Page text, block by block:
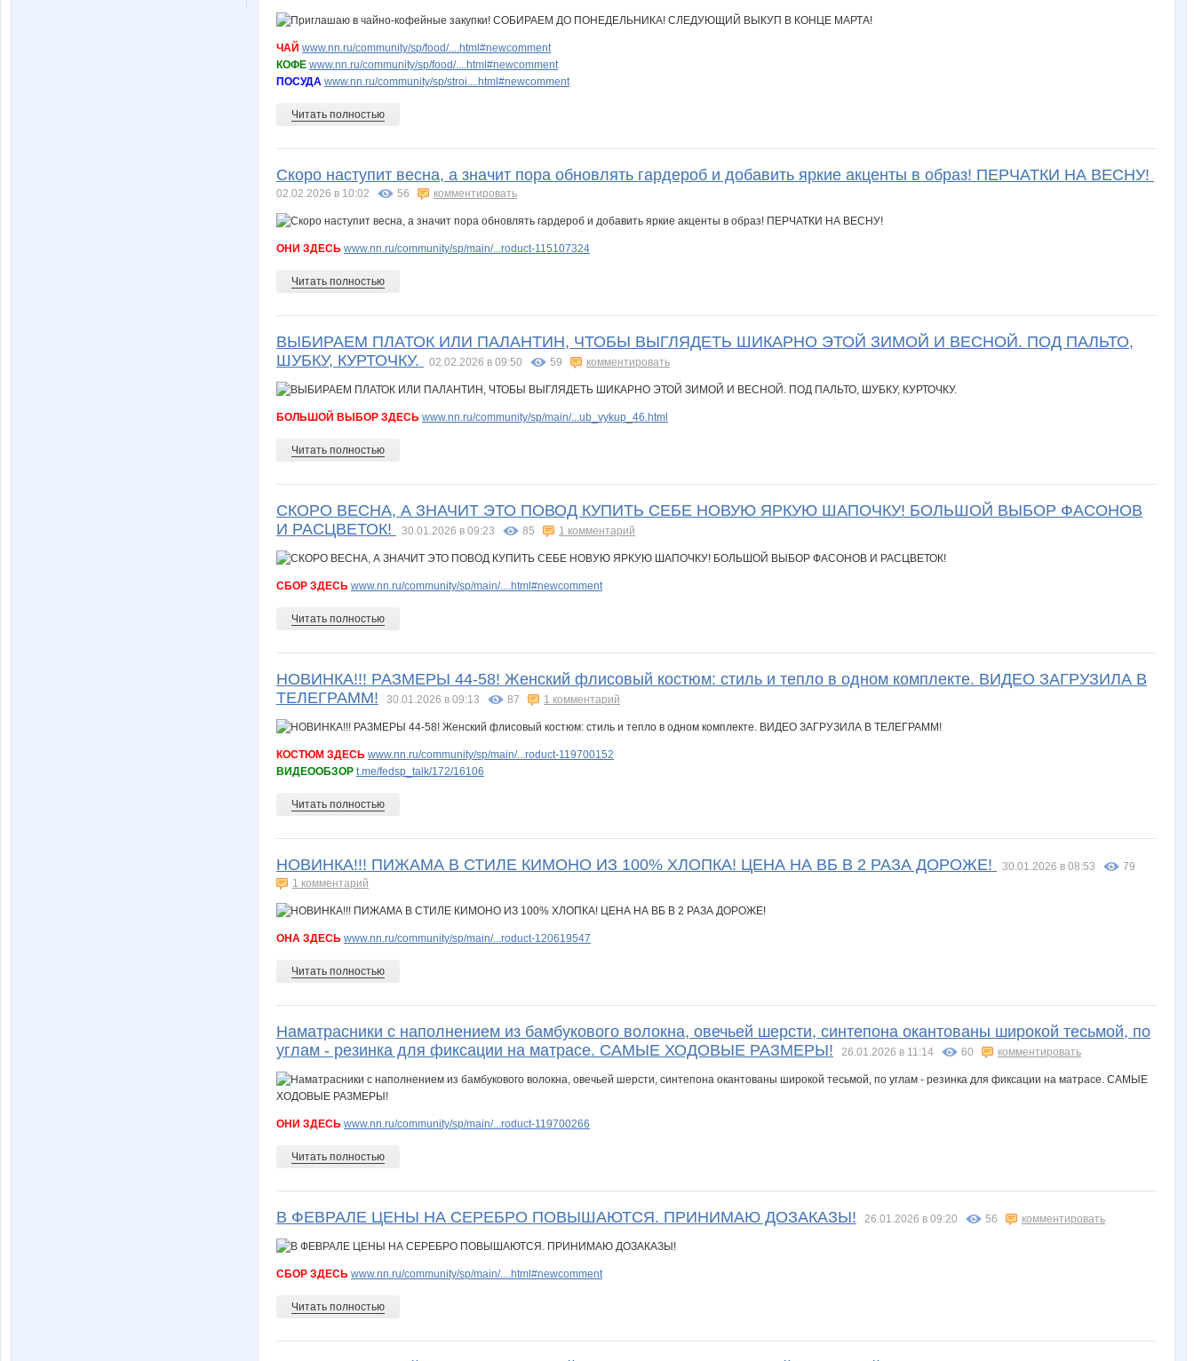
ЧАЙ www.nn.ru/community/sp/food/....html#newcomment
КОФЕ www.nn.ru/community/sp/food/....html#newcomment
ПОСУДА www.nn.ru/community/sp/stroi....html#newcomment
Читать полностью
Скоро наступит весна, а значит пора обновлять гардероб и добавить яркие акценты в образ! ПЕРЧАТКИ НА ВЕСНУ!
02.02.2026 в 10:02 56 комментировать
ОНИ ЗДЕСЬ www.nn.ru/community/sp/main/...roduct-115107324
Читать полностью
ВЫБИРАЕМ ПЛАТОК ИЛИ ПАЛАНТИН, ЧТОБЫ ВЫГЛЯДЕТЬ ШИКАРНО ЭТОЙ ЗИМОЙ И ВЕСНОЙ. ПОД ПАЛЬТО,
ШУБКУ, КУРТОЧКУ.
02.02.2026 в 09:50 59 комментировать
БОЛЬШОЙ ВЫБОР ЗДЕСЬ www.nn.ru/community/sp/main/...ub_vykup_46.html
Читать полностью
СКОРО ВЕСНА, А ЗНАЧИТ ЭТО ПОВОД КУПИТЬ СЕБЕ НОВУЮ ЯРКУЮ ШАПОЧКУ! БОЛЬШОЙ ВЫБОР ФАСОНОВ
И РАСЦВЕТОК!
30.01.2026 в 09:23 85 1 комментарий
СБОР ЗДЕСЬ www.nn.ru/community/sp/main/....html#newcomment
Читать полностью
НОВИНКА!!! РАЗМЕРЫ 44-58! Женский флисовый костюм: стиль и тепло в одном комплекте. ВИДЕО ЗАГРУЗИЛА В
ТЕЛЕГРАММ!
30.01.2026 в 09:13 87 1 комментарий
КОСТЮМ ЗДЕСЬ www.nn.ru/community/sp/main/...roduct-119700152
ВИДЕООБЗОР t.me/fedsp_talk/172/16106
Читать полностью
НОВИНКА!!! ПИЖАМА В СТИЛЕ КИМОНО ИЗ 100% ХЛОПКА! ЦЕНА НА ВБ В 2 РАЗА ДОРОЖЕ! 30.01.2026 в 08:53
79
1 комментарий
ОНА ЗДЕСЬ www.nn.ru/community/sp/main/...roduct-120619547
Читать полностью
Наматрасники с наполнением из бамбукового волокна, овечьей шерсти, синтепона окантованы широкой тесьмой, по
углам - резинка для фиксации на матрасе. САМЫЕ ХОДОВЫЕ РАЗМЕРЫ!
26.01.2026 в 11:14 60 комментировать
ОНИ ЗДЕСЬ www.nn.ru/community/sp/main/...roduct-119700266
Читать полностью
В ФЕВРАЛЕ ЦЕНЫ НА СЕРЕБРО ПОВЫШАЮТСЯ. ПРИНИМАЮ ДОЗАКАЗЫ! 26.01.2026 в 09:20 56 комментировать
СБОР ЗДЕСЬ www.nn.ru/community/sp/main/....html#newcomment
Читать полностью